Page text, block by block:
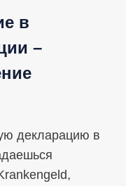
в
–
декларацию в